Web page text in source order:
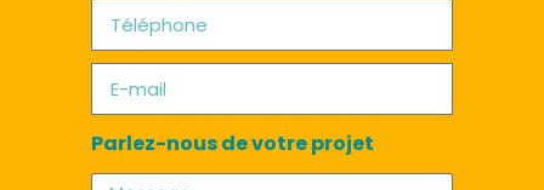
Parlez-nous de votre projet